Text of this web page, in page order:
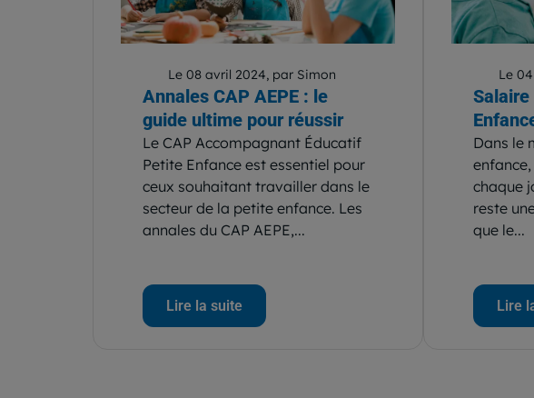
Le 08 avril 2024, par Simon
Annales CAP AEPE : le
guide ultime pour réussir
Le CAP Accompagnant Éducatif
Petite Enfance est essentiel pour
ceux souhaitant travailler dans le
secteur de la petite enfance. Les
annales du CAP AEPE,...
Lire la suite
Le
Dans le
chaque
reste
que le...
Lire